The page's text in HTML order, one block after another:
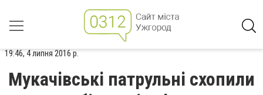
19:46, 4 липня 2016 р.
Мукачівські патрульні схопили